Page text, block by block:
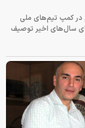
در کمپ تیم‌های ملی
سال‌های اخیر توصیف